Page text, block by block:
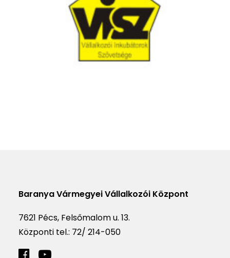
Baranya Vármegyei Vállalkozói Központ
7621 Pécs, Felsőmalom u. 13.
Központi tel.: 72/ 214-050